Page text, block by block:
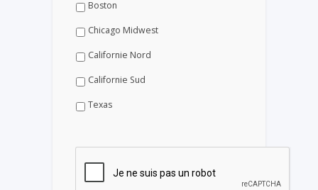
Boston
Chicago Midwest
Californie Nord
Californie Sud
Texas